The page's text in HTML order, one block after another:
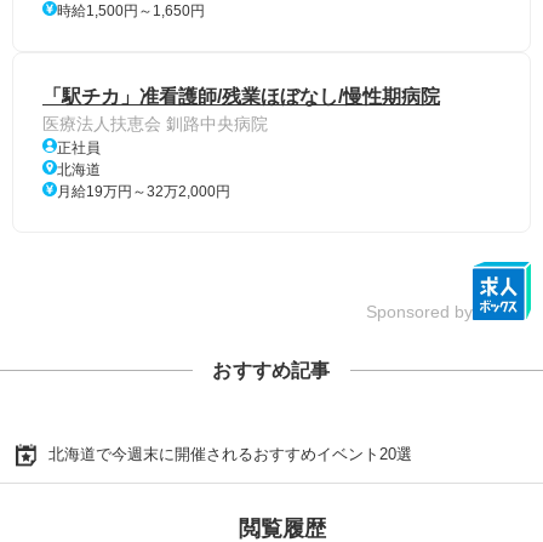
時給1,500円～1,650円
「駅チカ」准看護師/残業ほぼなし/慢性期病院
医療法人扶恵会 釧路中央病院
正社員
北海道
月給19万円～32万2,000円
Sponsored by
おすすめ記事
北海道で今週末に開催されるおすすめイベント20選
閲覧履歴